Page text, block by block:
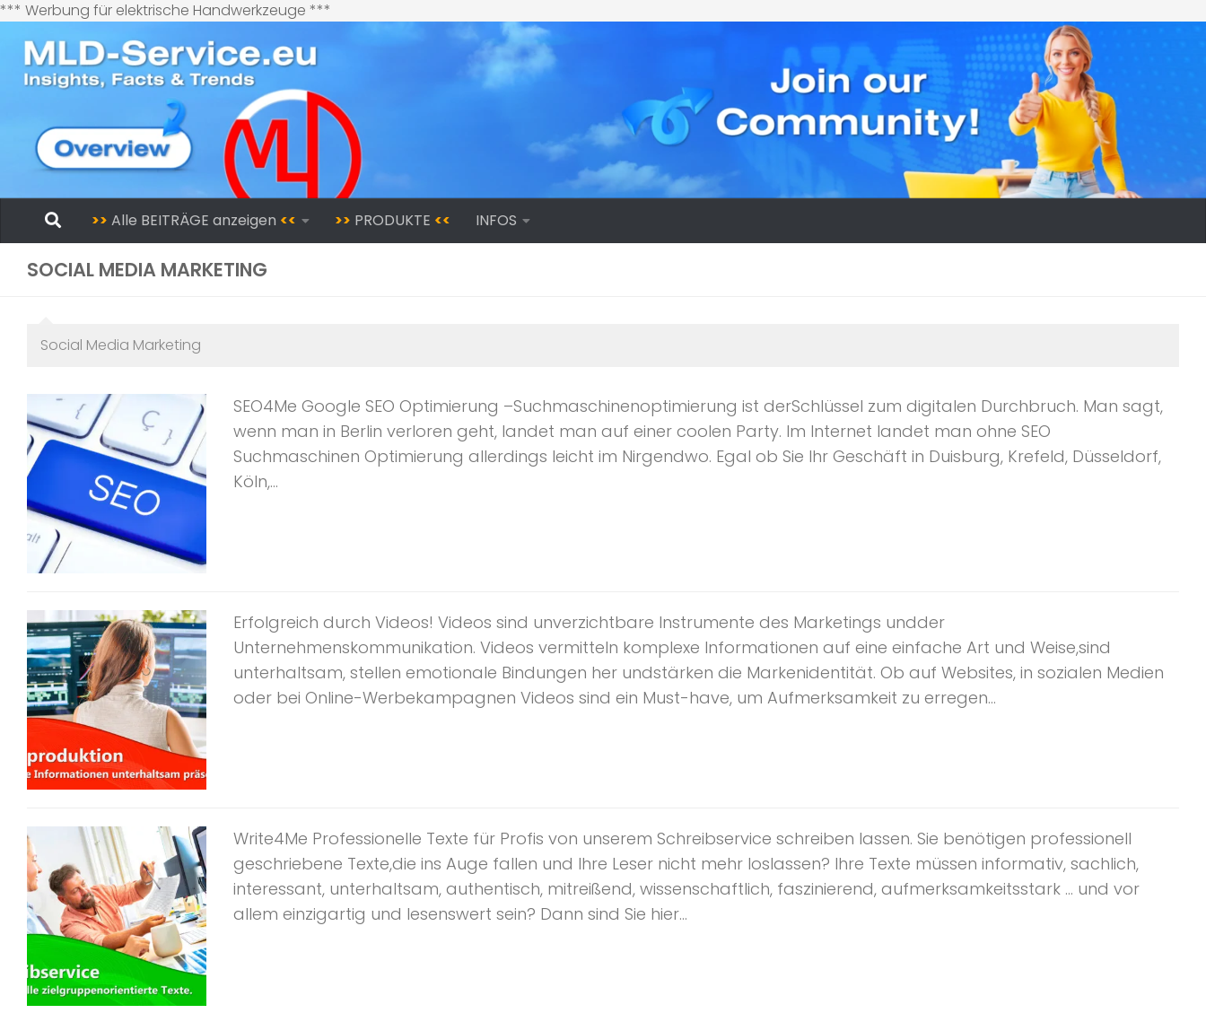
*** Werbung für elektrische Handwerkzeuge ***
Inhalt
springen
Zum Inhalt springen
>> Alle BEITRÄGE anzeigen << >> PRODUKTE << INFOS
SOCIAL MEDIA MARKETING
Social Media Marketing
SEO4Me Google SEO Optimierung –Suchmaschinenoptimierung ist derSchlüssel zum digitalen Durchbruch. Man sagt,
wenn man in Berlin verloren geht, landet man auf einer coolen Party. Im Internet landet man ohne SEO
Suchmaschinen Optimierung allerdings leicht im Nirgendwo. Egal ob Sie Ihr Geschäft in Duisburg, Krefeld, Düsseldorf,
Köln,...
Erfolgreich durch Videos! Videos sind unverzichtbare Instrumente des Marketings undder
Unternehmenskommunikation. Videos vermitteln komplexe Informationen auf eine einfache Art und Weise,sind
unterhaltsam, stellen emotionale Bindungen her undstärken die Markenidentität. Ob auf Websites, in sozialen Medien
oder bei Online-Werbekampagnen Videos sind ein Must-have, um Aufmerksamkeit zu erregen...
Write4Me Professionelle Texte für Profis von unserem Schreibservice schreiben lassen. Sie benötigen professionell
geschriebene Texte,die ins Auge fallen und Ihre Leser nicht mehr loslassen? Ihre Texte müssen informativ, sachlich,
interessant, unterhaltsam, authentisch, mitreißend, wissenschaftlich, faszinierend, aufmerksamkeitsstark … und vor
allem einzigartig und lesenswert sein? Dann sind Sie hier...